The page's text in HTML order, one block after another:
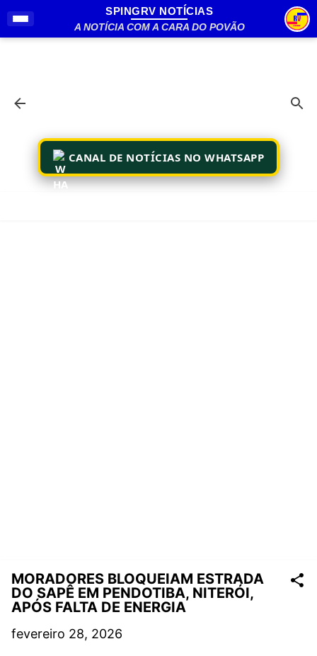
Pular para o conteúdo principal
SPINGRV NOTÍCIAS
A NOTÍCIA COM A CARA DO POVÃO
CANAL DE NOTÍCIAS NO WHATSAPP
MORADORES BLOQUEIAM ESTRADA
DO SAPÊ EM PENDOTIBA, NITERÓI,
APÓS FALTA DE ENERGIA
fevereiro 28, 2026